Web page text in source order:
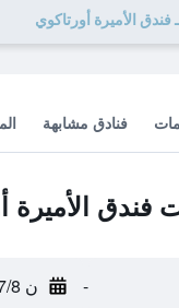
فنادق مشابهة
الأميرة
- ن 17/8